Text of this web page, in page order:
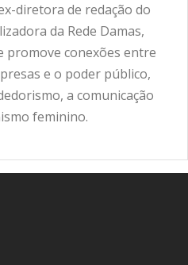
diretora de redação do
da Rede Damas,
promove conexões entre
e o poder público,
a comunicação
feminino.